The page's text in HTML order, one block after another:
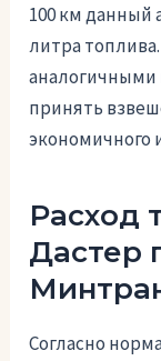
100 км данный
литра
принять
экономичного
Расход
Дастер
Согласно